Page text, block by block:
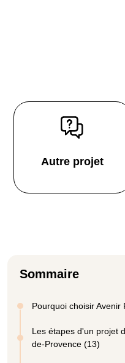
Autre projet
Sommaire
Pourquoi choisir Avenir
Les étapes d'un projet
de-Provence (13)